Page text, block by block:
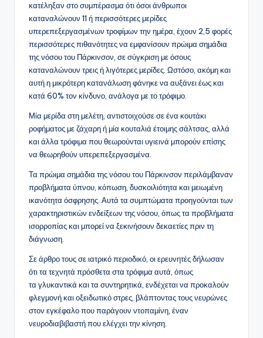
κατέληξαν στο συμπέρασμα ότι όσοι άνθρωποι
καταναλώνουν 11 ή περισσότερες μερίδες
υπερεπεξεργασμένων τροφίμων την ημέρα, έχουν 2,5 φορές
περισσότερες πιθανότητες να εμφανίσουν πρώιμα σημάδια
της νόσου του Πάρκινσον, σε σύγκριση με όσους
καταναλώνουν τρεις ή λιγότερες μερίδες. Ωστόσο, ακόμη και
αυτή η μικρότερη κατανάλωση φάνηκε να αυξάνει έως και
κατά 60% τον κίνδυνο, ανάλογα με το τρόφιμο.
Μία μερίδα στη μελέτη, αντιστοιχούσε σε ένα κουτάκι
ροφήματος με ζάχαρη ή μία κουταλιά έτοιμης σάλτσας, αλλά
και άλλα τρόφιμα που θεωρούνται υγιεινά μπορούν επίσης
να θεωρηθούν υπερεπεξεργασμένα.
Τα πρώιμα σημάδια της νόσου του Πάρκινσον περιλάμβαναν
προβλήματα ύπνου, κόπωση, δυσκοιλιότητα και μειωμένη
ικανότητα όσφρησης. Αυτά τα συμπτώματα προηγούνται των
χαρακτηριστικών ενδείξεων της νόσου, όπως τα προβλήματα
ισορροπίας και μπορεί να ξεκινήσουν δεκαετίες πριν τη
διάγνωση.
Σε άρθρο τους σε ιατρικό περιοδικό, οι ερευνητές δήλωσαν
ότι τα τεχνητά πρόσθετα στα τρόφιμα αυτά, όπως
τα γλυκαντικά και τα συντηρητικά, ενδέχεται να προκαλούν
φλεγμονή και οξειδωτικό στρες, βλάπτοντας τους νευρώνες
στον εγκέφαλο που παράγουν ντοπαμίνη, έναν
νευροδιαβιβαστή που ελέγχει την κίνηση.